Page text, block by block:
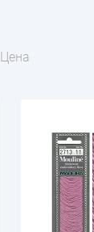
Варежки
Цена